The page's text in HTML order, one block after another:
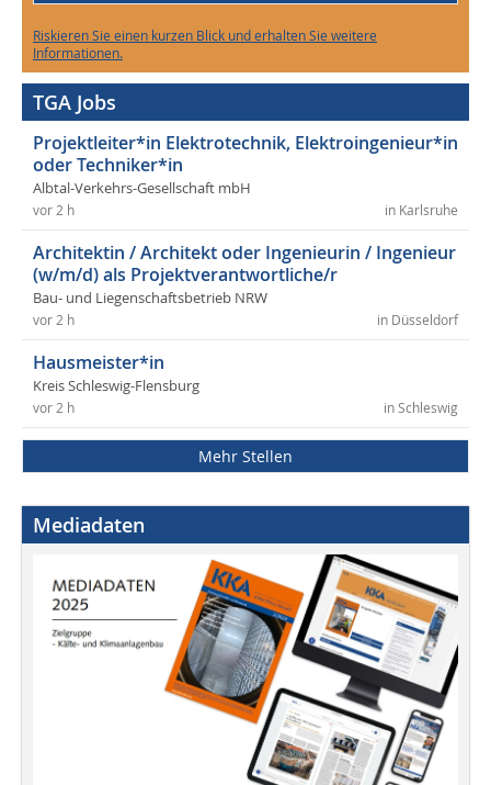
Riskieren Sie einen kurzen Blick und erhalten Sie weitere
Informationen.
TGA Jobs
Projektleiter*in Elektrotechnik, Elektroingenieur*in
oder Techniker*in
Albtal-Verkehrs-Gesellschaft mbH
in Karlsruhe
vor 2 h
Architektin / Architekt oder Ingenieurin / Ingenieur
(w/m/d) als Projektverantwortliche/r
Bau- und Liegenschaftsbetrieb NRW
in Düsseldorf
vor 2 h
Hausmeister*in
Kreis Schleswig-Flensburg
in Schleswig
vor 2 h
Mehr Stellen
Mediadaten